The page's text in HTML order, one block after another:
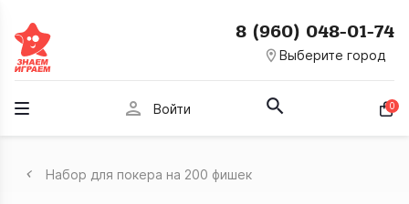
room Выберите город
8 (960) 048-01-74
person Войти 0
Набор для покера на 200 фишек